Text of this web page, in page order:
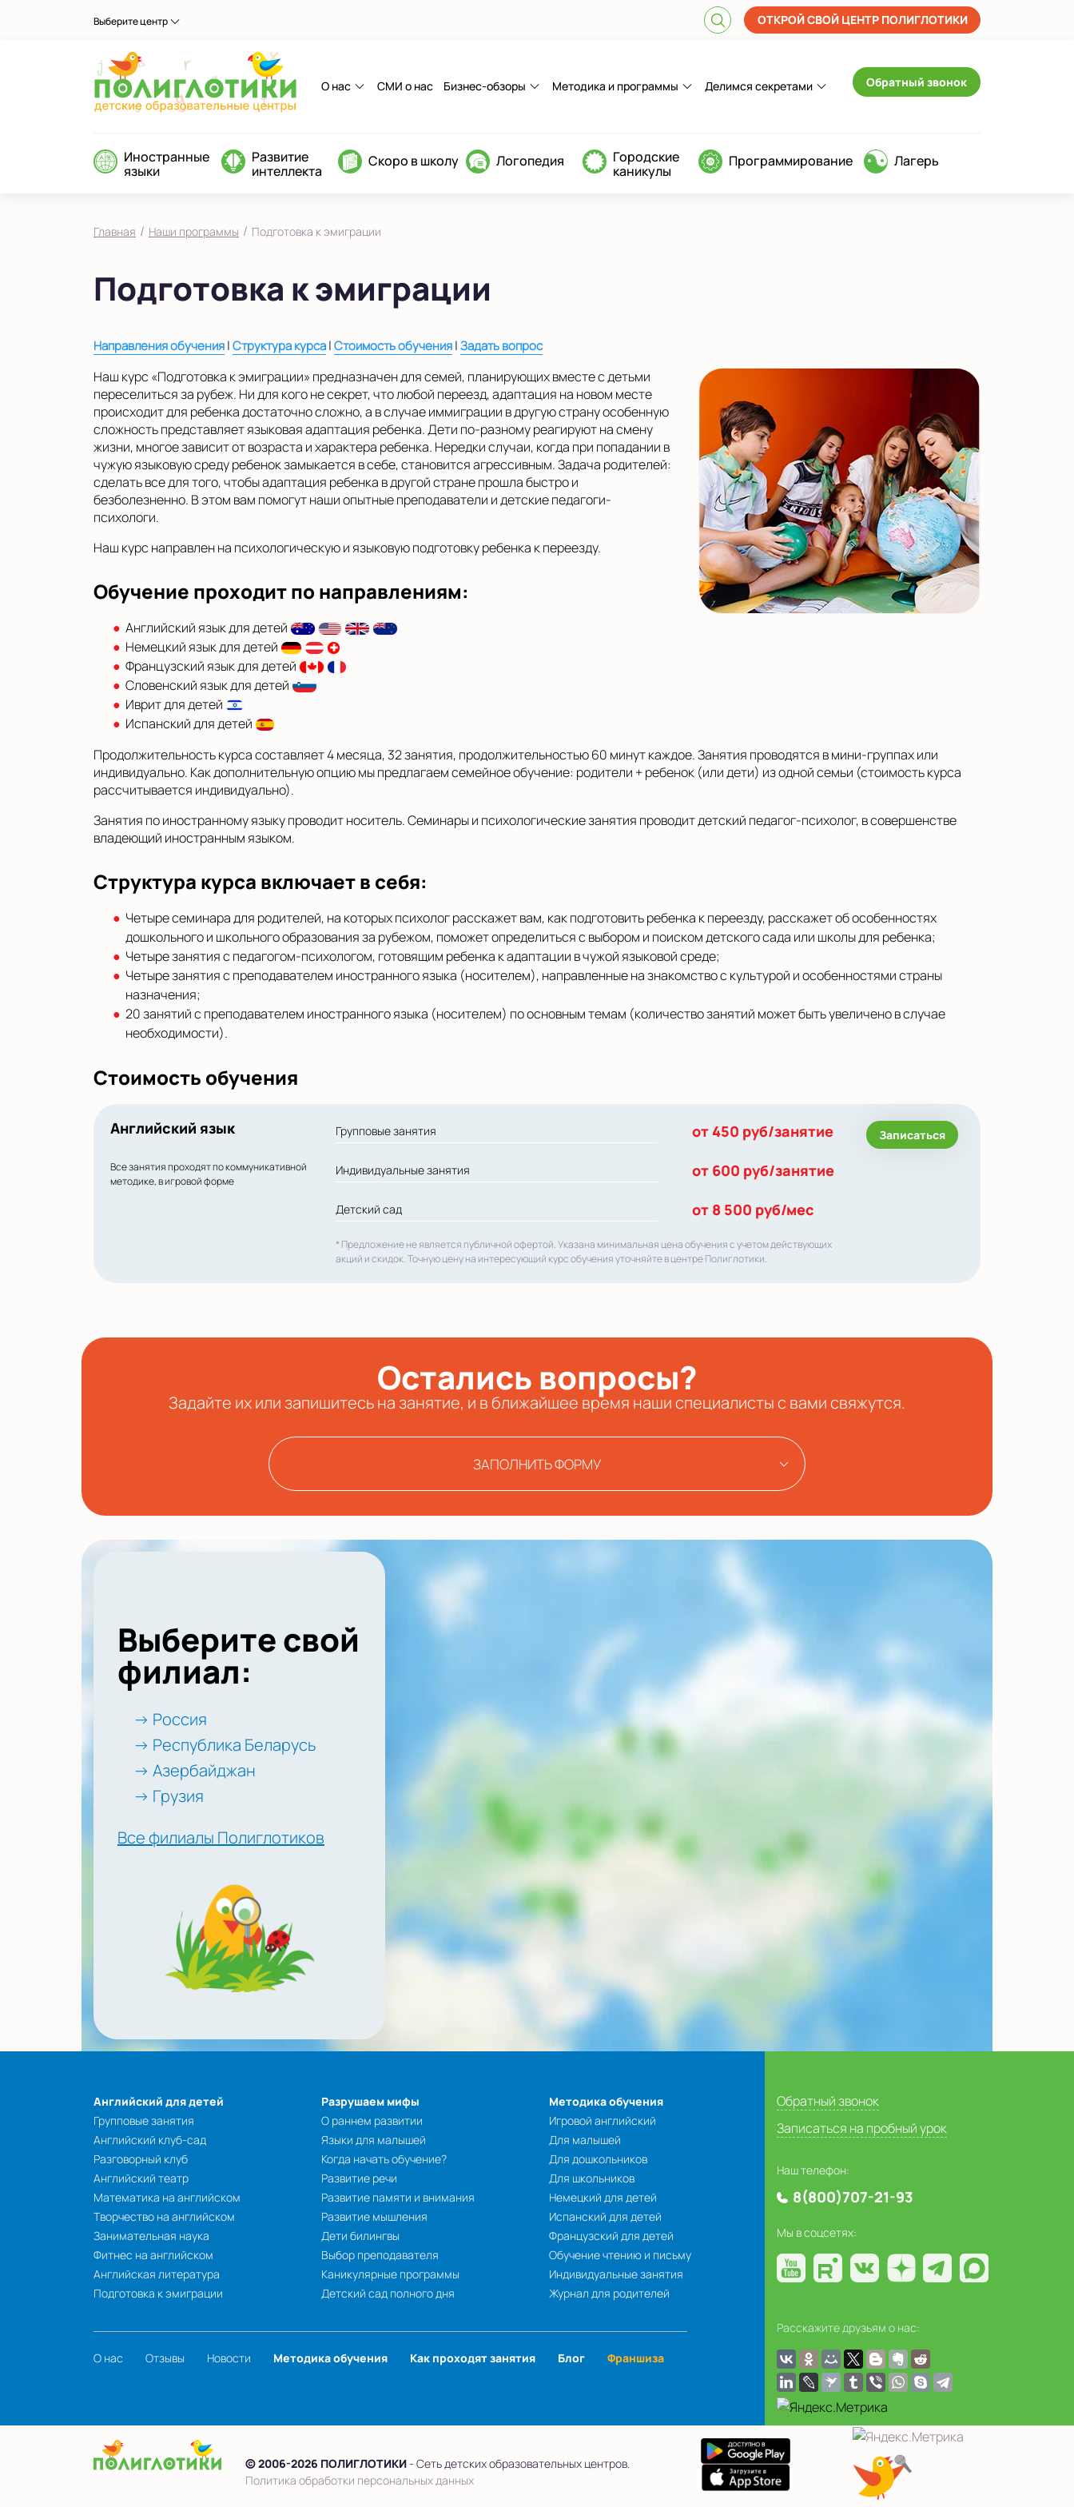
Выберите центр ОТКРОЙ СВОЙ ЦЕНТР ПОЛИГЛОТИКИ
О нас СМИ о нас Бизнес-обзоры Методика и программы Делимся секретами Обратный звонок
Иностранные
языки
Развитие
интеллекта
Скоро в школу Логопедия
Городские
каникулы
Программирование Лагерь
Главная / Наши программы / Подготовка к эмиграции
Подготовка к эмиграции
Направления обучения|Структура курса|Стоимость обучения|Задать вопрос
Наш курс «Подготовка к эмиграции» предназначен для семей, планирующих вместе с детьми
переселиться за рубеж. Ни для кого не секрет, что любой переезд, адаптация на новом месте
происходит для ребенка достаточно сложно, а в случае иммиграции в другую страну особенную
сложность представляет языковая адаптация ребенка. Дети по-разному реагируют на смену
жизни, многое зависит от возраста и характера ребенка. Нередки случаи, когда при попадании в
чужую языковую среду ребенок замыкается в себе, становится агрессивным. Задача родителей:
сделать все для того, чтобы адаптация ребенка в другой стране прошла быстро и
безболезненно. В этом вам помогут наши опытные преподаватели и детские педагоги-
психологи.
Наш курс направлен на психологическую и языковую подготовку ребенка к переезду.
Обучение проходит по направлениям:
Английский язык для детей
Немецкий язык для детей
Французский язык для детей
Словенский язык для детей
Иврит для детей
Испанский для детей
Продолжительность курса составляет 4 месяца, 32 занятия, продолжительностью 60 минут каждое. Занятия проводятся в мини-группах или
индивидуально. Как дополнительную опцию мы предлагаем семейное обучение: родители + ребенок (или дети) из одной семьи (стоимость курса
рассчитывается индивидуально).
Занятия по иностранному языку проводит носитель. Семинары и психологические занятия проводит детский педагог-психолог, в совершенстве
владеющий иностранным языком.
Структура курса включает в себя:
Четыре семинара для родителей, на которых психолог расскажет вам, как подготовить ребенка к переезду, расскажет об особенностях
дошкольного и школьного образования за рубежом, поможет определиться с выбором и поиском детского сада или школы для ребенка;
Четыре занятия с педагогом-психологом, готовящим ребенка к адаптации в чужой языковой среде;
Четыре занятия с преподавателем иностранного языка (носителем), направленные на знакомство с культурой и особенностями страны
назначения;
20 занятий с преподавателем иностранного языка (носителем) по основным темам (количество занятий может быть увеличено в случае
необходимости).
Стоимость обучения
Английский язык Групповые занятия от 450 руб/занятие Записаться
Все занятия проходят по коммуникативной
методике, в игровой форме
Индивидуальные занятия от 600 руб/занятие
Детский сад от 8 500 руб/мес
* Предложение не является публичной офертой. Указана минимальная цена обучения с учетом действующих
акций и скидок. Точную цену на интересующий курс обучения уточняйте в центре Полиглотики.
Остались вопросы?
Задайте их или запишитесь на занятие, и в ближайшее время наши специалисты с вами свяжутся.
ЗАПОЛНИТЬ ФОРМУ
Выберите свой
филиал:
→ Россия
→ Республика Беларусь
→ Азербайджан
→ Грузия
Все филиалы Полиглотиков
Английский для детей
Групповые занятия
Английский клуб-сад
Разговорный клуб
Английский театр
Математика на английском
Творчество на английском
Занимательная наука
Фитнес на английском
Английская литература
Подготовка к эмиграции
Разрушаем мифы
О раннем развитии
Языки для малышей
Когда начать обучение?
Развитие речи
Развитие памяти и внимания
Развитие мышления
Дети билингвы
Выбор преподавателя
Каникулярные программы
Детский сад полного дня
Методика обучения
Игровой английский
Для малышей
Для дошкольников
Для школьников
Немецкий для детей
Испанский для детей
Французский для детей
Обучение чтению и письму
Индивидуальные занятия
Журнал для родителей
О нас Отзывы Новости Методика обучения Как проходят занятия Блог Франшиза
Обратный звонок
Записаться на пробный урок
Наш телефон:
8(800)707-21-93
Мы в соцсетях:
Расскажите друзьям о нас:
© 2006-2026 ПОЛИГЛОТИКИ- Сеть детских образовательных центров.
Политика обработки персональных данных